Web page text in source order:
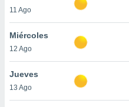
más
nuestra
y
11 Ago
Miércoles
12 Ago
Jueves
13 Ago